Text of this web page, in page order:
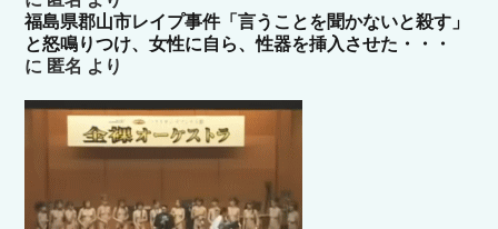
福島県郡山市レイプ事件「言うことを聞かないと殺す」
と怒鳴りつけ、女性に自ら、性器を挿入させた・・・
に 匿名 より